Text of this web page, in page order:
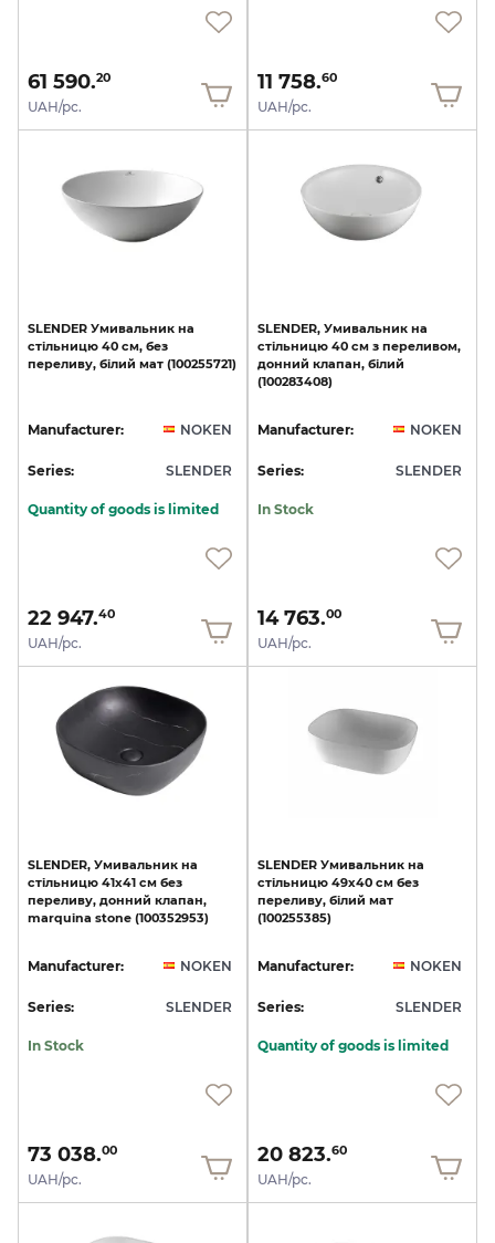
61 590.20
UAH/pc.
11 758.60
UAH/pc.
SLENDER Умивальник на
стільницю 40 см, без
переливу, білий мат (100255721)
Manufacturer: NOKEN
Series: SLENDER
Quantity of goods is limited
22 947.40
UAH/pc.
SLENDER, Умивальник на
стільницю 40 см з переливом,
донний клапан, білий
(100283408)
Manufacturer: NOKEN
Series: SLENDER
In Stock
14 763.00
UAH/pc.
SLENDER, Умивальник на
стільницю 41x41 см без
переливу, донний клапан,
marquina stone (100352953)
Manufacturer: NOKEN
Series: SLENDER
In Stock
73 038.00
UAH/pc.
SLENDER Умивальник на
стільницю 49x40 см без
переливу, білий мат
(100255385)
Manufacturer: NOKEN
Series: SLENDER
Quantity of goods is limited
20 823.60
UAH/pc.